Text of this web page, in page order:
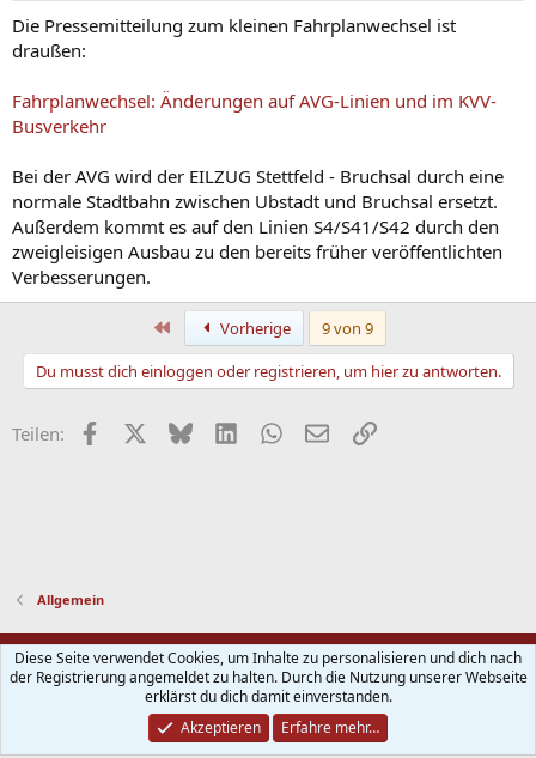
Die Pressemitteilung zum kleinen Fahrplanwechsel ist
draußen:
Fahrplanwechsel: Änderungen auf AVG-Linien und im KVV-
Busverkehr
Bei der AVG wird der EILZUG Stettfeld - Bruchsal durch eine
normale Stadtbahn zwischen Ubstadt und Bruchsal ersetzt.
Außerdem kommt es auf den Linien S4/S41/S42 durch den
zweigleisigen Ausbau zu den bereits früher veröffentlichten
Verbesserungen.
Erste Vorherige
9 von 9
Du musst dich einloggen oder registrieren, um hier zu antworten.
Teilen: Facebook BlueskyLinkedInWhatsApp
E-MailLink
Allgemein
Impressum Kontakt Nutzungsbedingungen
Datenschutz
Hilfe
Start
R
Community platform by XenForo® © 2010-2025 XenForo Ltd.
Diese Seite verwendet Cookies, um Inhalte zu personalisieren und dich nach
der Registrierung angemeldet zu halten. Durch die Nutzung unserer Webseite
erklärst du dich damit einverstanden.
Akzeptieren
Erfahre mehr…